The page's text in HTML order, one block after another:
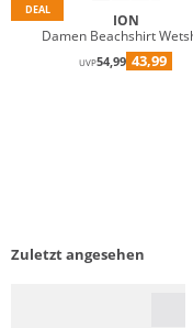
DEAL
ION
Damen Beachshirt
UVP54,99 43,99
Zuletzt angesehen